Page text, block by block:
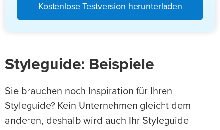
Kostenlose Testversion herunterladen
Styleguide: Beispiele
Sie brauchen noch Inspiration für Ihren
Styleguide? Kein Unternehmen gleicht dem
anderen, deshalb wird auch Ihr Styleguide